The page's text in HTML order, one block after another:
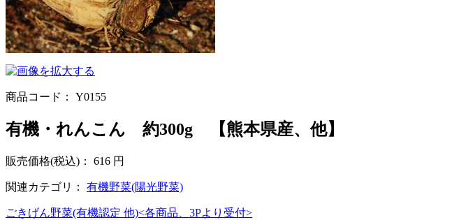
商品コード： Y0155
有機・れんこん 約300g 【熊本県産、他】
販売価格(税込) ： 616 円
関連カテゴリ： 有機野菜(陽光野菜)
ごきげん野菜(有機認定 他)<各商品、3Pより受付>